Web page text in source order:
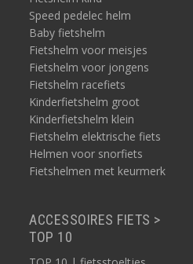
Speed pedelec helm
Baby fietshelm
Fietshelm voor meisjes
Fietshelm voor jongens
Fietshelm racefiets
Kinderfietshelm groot
Kinderfietshelm klein
Fietshelm elektrische fiets
Helmen voor snorfiets
Fietshelmen met keurmerk
ACCESSOIRES FIETS >
TOP 10